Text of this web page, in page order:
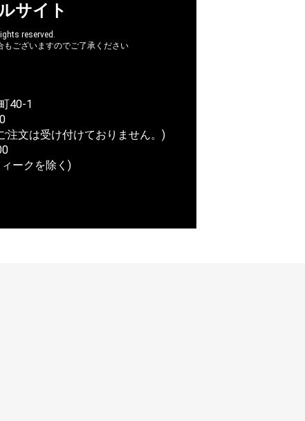
サイト
reserved.
ございますのでご了承ください
40-1
注文は受け付けておりません。)
ークを除く)